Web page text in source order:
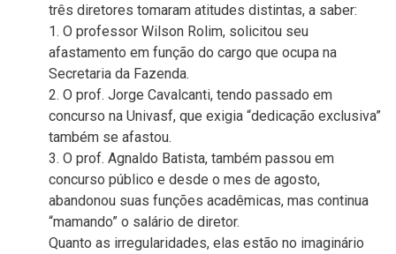
três diretores tomaram atitudes distintas, a saber:
1. O professor Wilson Rolim, solicitou seu
afastamento em função do cargo que ocupa na
Secretaria da Fazenda.
2. O prof. Jorge Cavalcanti, tendo passado em
concurso na Univasf, que exigia “dedicação exclusiva”
também se afastou.
3. O prof. Agnaldo Batista, também passou em
concurso público e desde o mes de agosto,
abandonou suas funções acadêmicas, mas continua
“mamando” o salário de diretor.
Quanto as irregularidades, elas estão no imaginário